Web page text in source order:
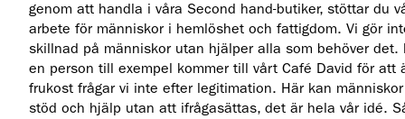
genom att handla i våra Second hand-butiker, stöttar du
arbete för människor i hemlöshet och fattigdom. Vi gör
skillnad på människor utan hjälper alla som behöver det.
en person till exempel kommer till vårt Café David för att
frukost frågar vi inte efter legitimation. Här kan
stöd och hjälp utan att ifrågasättas, det är hela vår idé.